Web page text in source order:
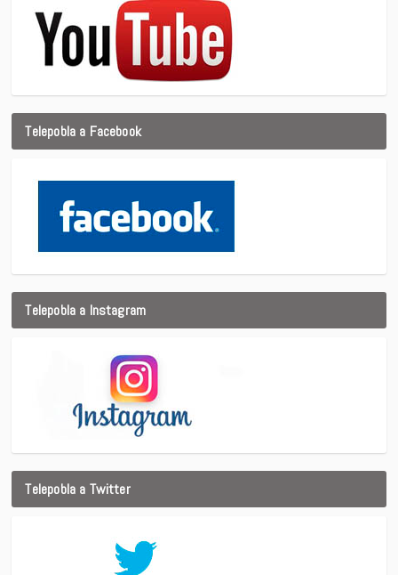
Telepobla a Facebook
Telepobla a Instagram
Telepobla a Twitter